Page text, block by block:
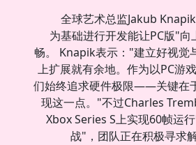
全球艺术总监Jakub
为基础进行开发能让PC版"
畅。 Knapik表示："建立好视觉
上扩展就有余地。作为以PC游
们始终追求硬件极限——关键在
现这一点。"不过Charles
Xbox Series S上实现60帧运
战"，团队正在积极寻求解